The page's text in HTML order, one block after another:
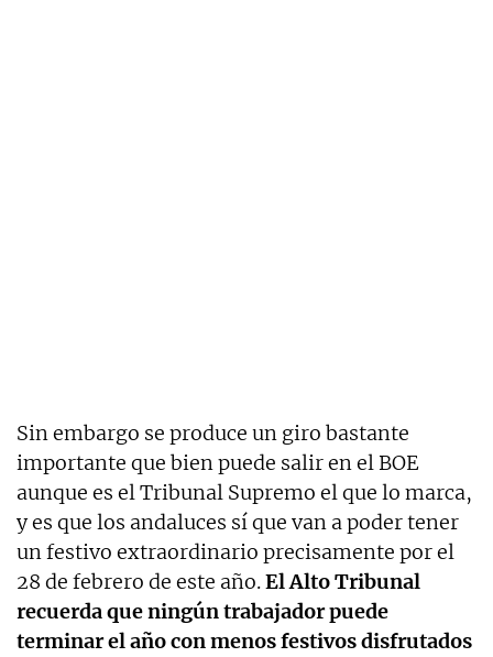
Sin embargo se produce un giro bastante
importante que bien puede salir en el BOE
aunque es el Tribunal Supremo el que lo marca,
y es que los andaluces sí que van a poder tener
un festivo extraordinario precisamente por el
28 de febrero de este año.El Alto Tribunal
recuerda que ningún trabajador puede
terminar el año con menos festivos disfrutados